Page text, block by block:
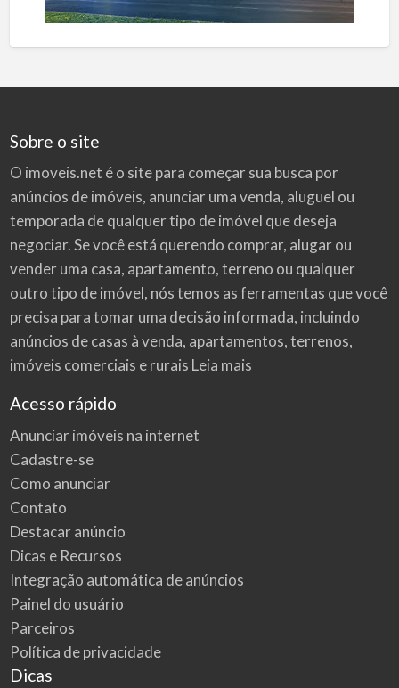
Sobre o site
O imoveis.net é o site para começar sua busca por
anúncios de imóveis, anunciar uma venda, aluguel ou
temporada de qualquer tipo de imóvel que deseja
negociar. Se você está querendo comprar, alugar ou
vender uma casa, apartamento, terreno ou qualquer
outro tipo de imóvel, nós temos as ferramentas que você
precisa para tomar uma decisão informada, incluindo
anúncios de casas à venda, apartamentos, terrenos,
imóveis comerciais e rurais Leia mais
Acesso rápido
Anunciar imóveis na internet
Cadastre-se
Como anunciar
Contato
Destacar anúncio
Dicas e Recursos
Integração automática de anúncios
Painel do usuário
Parceiros
Política de privacidade
Dicas